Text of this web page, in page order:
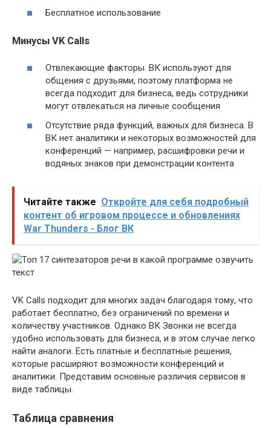
Бесплатное использование
Минусы VK Calls
Отвлекающие факторы. ВК используют для
общения с друзьями, поэтому платформа не
всегда подходит для бизнеса, ведь сотрудники
могут отвлекаться на личные сообщения
Отсутствие ряда функций, важных для бизнеса. В
ВК нет аналитики и некоторых возможностей для
конференций — например, расшифровки речи и
водяных знаков при демонстрации контента
Читайте также Откройте для себя подробный
контент об игровом процессе и обновлениях
War Thunders - Блог ВК
VK Calls подходит для многих задач благодаря тому, что
работает бесплатно, без ограничений по времени и
количеству участников. Однако ВК Звонки не всегда
удобно использовать для бизнеса, и в этом случае легко
найти аналоги. Есть платные и бесплатные решения,
которые расширяют возможности конференций и
аналитики. Представим основные различия сервисов в
виде таблицы.
Таблица сравнения